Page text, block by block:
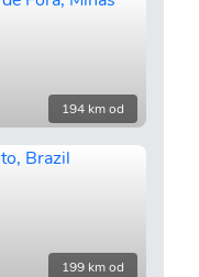
194 km od
199 km od